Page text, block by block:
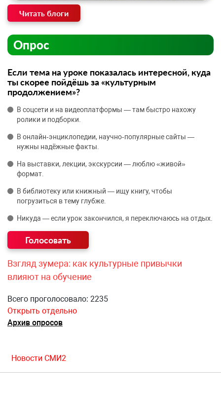
Читать блоги
Опрос
Если тема на уроке показалась интересной, куда
ты скорее пойдёшь за «культурным
продолжением»?
В соцсети и на видеоплатформы — там быстро нахожу
ролики и подборки.
В онлайн‑энциклопедии, научно‑популярные сайты —
нужны надёжные факты.
На выставки, лекции, экскурсии — люблю «живой»
формат.
В библиотеку или книжный — ищу книгу, чтобы
погрузиться в тему глубже.
Никуда — если урок закончился, я переключаюсь на отдых.
Взгляд зумера: как культурные привычки
влияют на обучение
Всего проголосовало: 2235
Открыть отдельно
Архив опросов
Новости СМИ2